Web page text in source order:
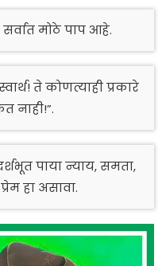
मोठे पाप आहे.
ते कोणत्याही प्रकारे
नाही!”.
पाया न्याय, समता,
हा असावा.